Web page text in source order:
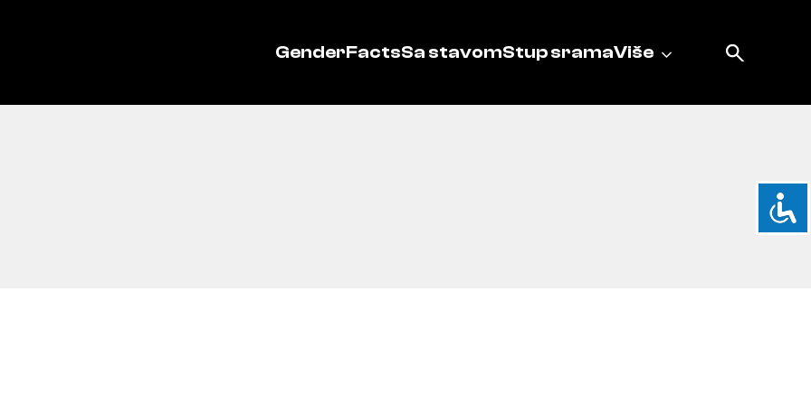
GenderFactsSa stavomStup sramaViše